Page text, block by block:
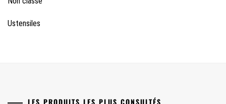
Ustensiles
LES PRODUITS LES PLUS CONSULTÉS